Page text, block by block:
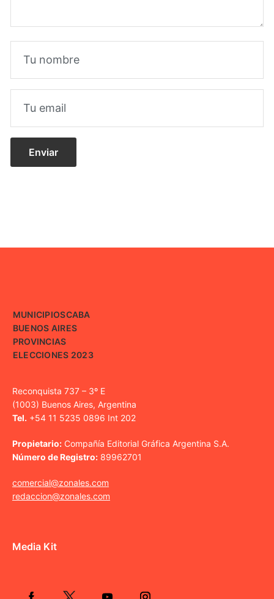
MUNICIPIOSCABA
BUENOS AIRES
PROVINCIAS
ELECCIONES 2023
Reconquista 737 – 3º E
(1003) Buenos Aires, Argentina
Tel. +54 11 5235 0896 Int 202
Propietario: Compañía Editorial Gráfica Argentina S.A.
Número de Registro: 89962701
comercial@zonales.com
redaccion@zonales.com
Media Kit